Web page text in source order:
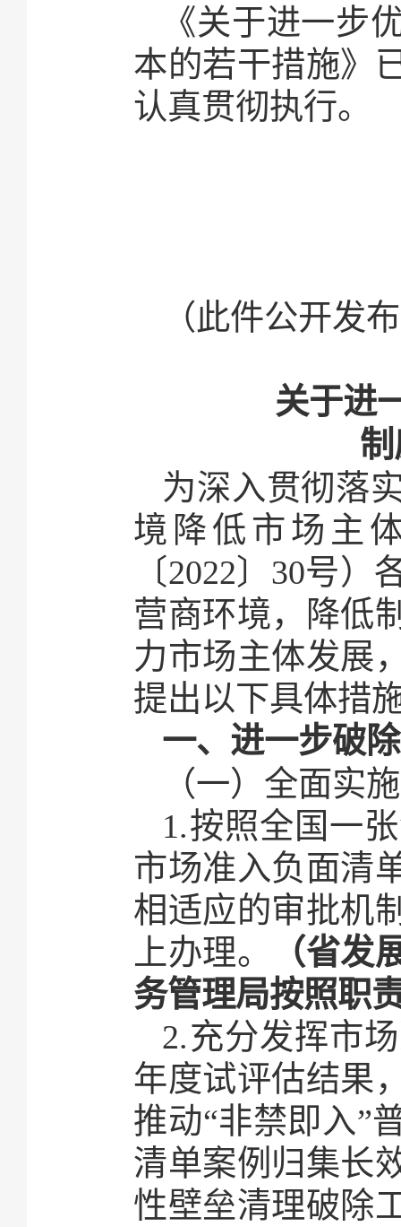
《关于进一步
本的若干措施》
认真贯彻执行。
（此件公开发
关于进
为深入贯彻落
境降低市场主
〔2022〕30号
营商环境，降低
力市场主体发展
提出以下具体措
一、进一步破
（一）全面实
1.按照全国一
市场准入负面清
相适应的审批机
上办理。
（省发
务管理局按照职
2.充分发挥市
年度试评估结果
推动“非禁即入”
清单案例归集长
性壁垒清理破除